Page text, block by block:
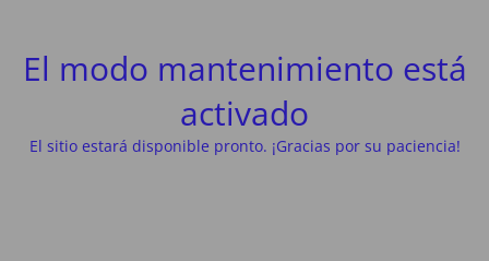
El modo mantenimiento está
activado
El sitio estará disponible pronto. ¡Gracias por su paciencia!